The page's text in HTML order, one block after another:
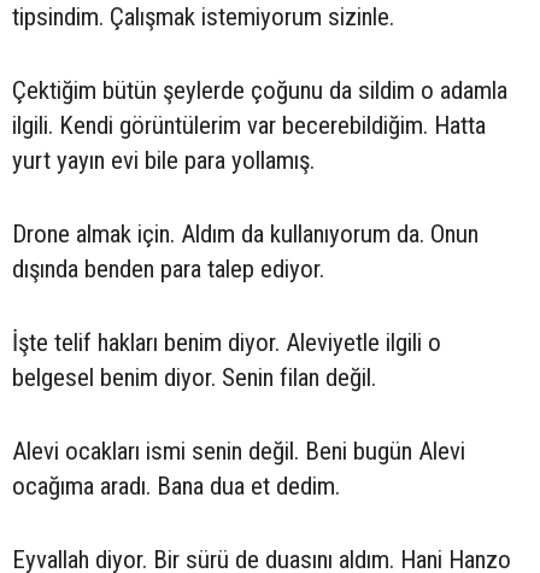
tipsindim. Çalışmak istemiyorum sizinle.
Çektiğim bütün şeylerde çoğunu da sildim o adamla
ilgili. Kendi görüntülerim var becerebildiğim. Hatta
yurt yayın evi bile para yollamış.
Drone almak için. Aldım da kullanıyorum da. Onun
dışında benden para talep ediyor.
İşte telif hakları benim diyor. Aleviyetle ilgili o
belgesel benim diyor. Senin filan değil.
Alevi ocakları ismi senin değil. Beni bugün Alevi
ocağıma aradı. Bana dua et dedim.
Eyvallah diyor. Bir sürü de duasını aldım. Hani Hanzo